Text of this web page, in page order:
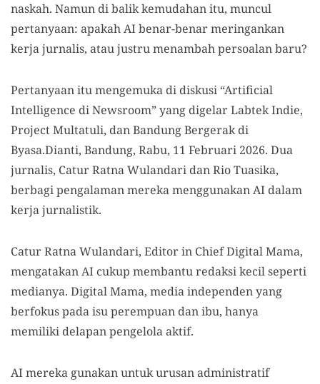
naskah. Namun di balik kemudahan itu, muncul
pertanyaan: apakah AI benar-benar meringankan
kerja jurnalis, atau justru menambah persoalan baru?
Pertanyaan itu mengemuka di diskusi “Artificial
Intelligence di Newsroom” yang digelar Labtek Indie,
Project Multatuli, dan Bandung Bergerak di
Byasa.Dianti, Bandung, Rabu, 11 Februari 2026. Dua
jurnalis, Catur Ratna Wulandari dan Rio Tuasika,
berbagi pengalaman mereka menggunakan AI dalam
kerja jurnalistik.
Catur Ratna Wulandari, Editor in Chief Digital Mama,
mengatakan AI cukup membantu redaksi kecil seperti
medianya. Digital Mama, media independen yang
berfokus pada isu perempuan dan ibu, hanya
memiliki delapan pengelola aktif.
AI mereka gunakan untuk urusan administratif